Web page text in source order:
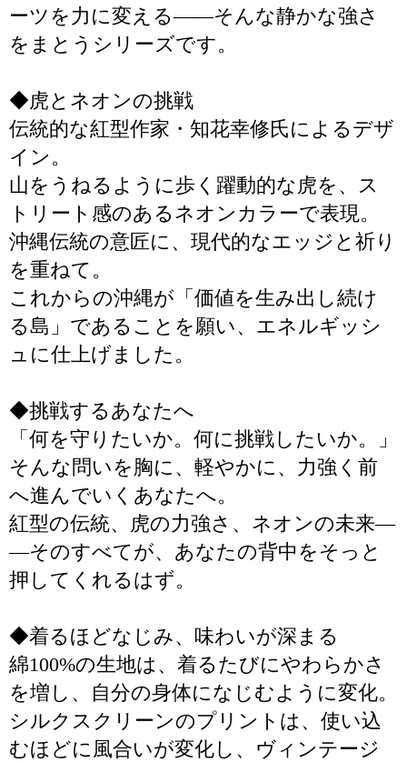
ーツを力に変える――そんな静かな強さ
をまとうシリーズです。
◆虎とネオンの挑戦
伝統的な紅型作家・知花幸修氏によるデザ
イン。
山をうねるように歩く躍動的な虎を、ス
トリート感のあるネオンカラーで表現。
沖縄伝統の意匠に、現代的なエッジと祈り
を重ねて。
これからの沖縄が「価値を生み出し続け
る島」であることを願い、エネルギッシ
ュに仕上げました。
◆挑戦するあなたへ
「何を守りたいか。何に挑戦したいか。」
そんな問いを胸に、軽やかに、力強く前
へ進んでいくあなたへ。
紅型の伝統、虎の力強さ、ネオンの未来―
―そのすべてが、あなたの背中をそっと
押してくれるはず。
◆着るほどなじみ、味わいが深まる
綿100%の生地は、着るたびにやわらかさ
を増し、自分の身体になじむように変化。
シルクスクリーンのプリントは、使い込
むほどに風合いが変化し、ヴィンテージ